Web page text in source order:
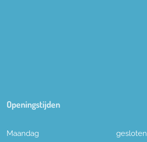
Openingstijden
Maandag
gesloten